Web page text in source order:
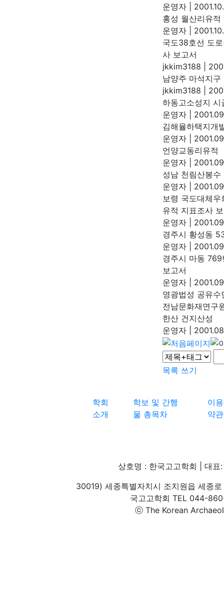
운영자
홍성 월산리유적
운영자
국도38호선 도
사 보고서
jkkim3188
남양주 마석지
jkkim3188
하동고소성지 시
운영자
김해율하택지개
운영자
언양교동리유적
운영자
성남 천림산봉수
운영자
보령 국도대체
유적 지표조사
운영자
경주시 황성동
운영자
경주시 마동
보고서
운영자
영광법성 공유
전남문화재연구
한산 건지산성
운영자
목록 쓰기
학회
소개
학보 및 간행
물 총목차
이용
약관
상호명 : 한국고고학회 | 대
30019) 세종특별자치시 조치원읍 세종
국고고학회 TEL 044-
ⓒ The Korean